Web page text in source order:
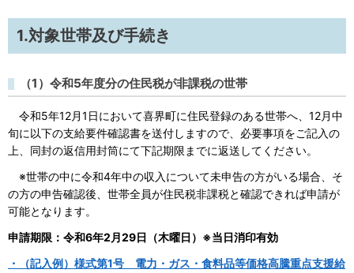
1.対象世帯及び手続き
（1）令和5年度分の住民税が非課税の世帯
令和5年12月1日において喜界町に住民登録のある世帯へ、12月中
旬に以下の支給要件確認書を送付しますので、必要事項をご記入の
上、同封の返信用封筒にて下記期限までに返送してください。
※世帯の中に令和4年中の収入について未申告の方がいる場合、そ
の方の申告確認後、世帯全員が住民税非課税と確認できれば申請が
可能となります。
申請期限：令和6年2月29日（木曜日）※当日消印有効
・（記入例）様式第1号 電力・ガス・食料品等価格高騰重点支援給